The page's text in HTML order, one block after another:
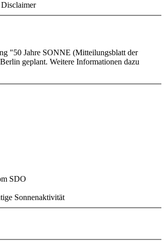
Disclaimer
"50 Jahre SONNE (Mitteilungsblatt der
geplant. Weitere Informationen dazu
SDO
Sonnenaktivität